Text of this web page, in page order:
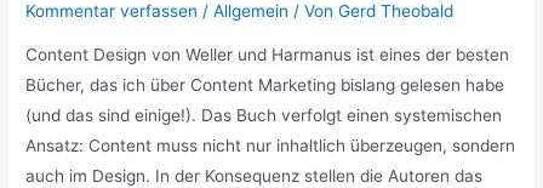
Kommentar verfassen /Allgemein / VonGerd Theobald
Content Design von Weller und Harmanus ist eines der besten
Bücher, das ich über Content Marketing bislang gelesen habe
(und das sind einige!). Das Buch verfolgt einen systemischen
Ansatz: Content muss nicht nur inhaltlich überzeugen, sondern
auch im Design. In der Konsequenz stellen die Autoren das